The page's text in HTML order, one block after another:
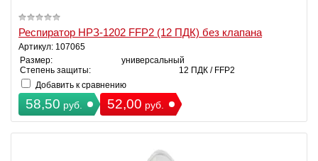
Респиратор НРЗ-1202 FFP2 (12 ПДК) без клапана
Артикул: 107065
Размер:
универсальный
Степень защиты:
12 ПДК / FFP2
Добавить к сравнению
58,50 руб. 52,00 руб.